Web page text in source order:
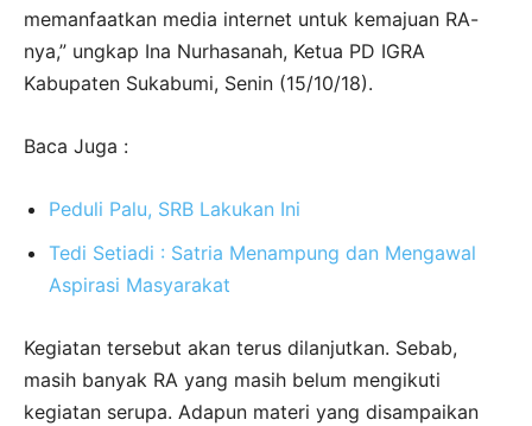
memanfaatkan media internet untuk kemajuan RA-
nya,” ungkap Ina Nurhasanah, Ketua PD IGRA
Kabupaten Sukabumi, Senin (15/10/18).
Baca Juga :
Peduli Palu, SRB Lakukan Ini
Tedi Setiadi : Satria Menampung dan Mengawal
Aspirasi Masyarakat
Kegiatan tersebut akan terus dilanjutkan. Sebab,
masih banyak RA yang masih belum mengikuti
kegiatan serupa. Adapun materi yang disampaikan